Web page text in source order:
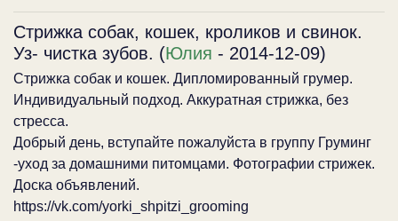
Стрижка собак, кошек, кроликов и свинок.
Уз- чистка зубов. (Юлия - 2014-12-09)
Стрижка собак и кошек. Дипломированный грумер.
Индивидуальный подход. Аккуратная стрижка, без
стресса.
Добрый день, вступайте пожалуйста в группу Груминг
-уход за домашними питомцами. Фотографии стрижек.
Доска объявлений.
https://vk.com/yorki_shpitzi_grooming